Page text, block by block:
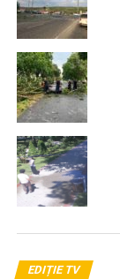
EDIȚIE TV